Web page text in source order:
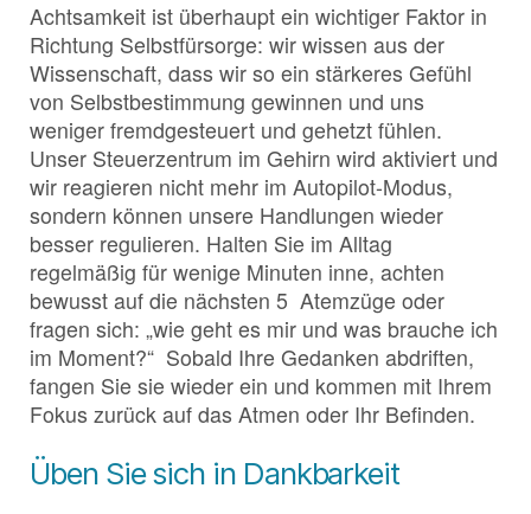
Achtsamkeit ist überhaupt ein wichtiger Faktor in
Richtung Selbstfürsorge: wir wissen aus der
Wissenschaft, dass wir so ein stärkeres Gefühl
von Selbstbestimmung gewinnen und uns
weniger fremdgesteuert und gehetzt fühlen.
Unser Steuerzentrum im Gehirn wird aktiviert und
wir reagieren nicht mehr im Autopilot-Modus,
sondern können unsere Handlungen wieder
besser regulieren. Halten Sie im Alltag
regelmäßig für wenige Minuten inne, achten
bewusst auf die nächsten 5 Atemzüge oder
fragen sich: „wie geht es mir und was brauche ich
im Moment?“ Sobald Ihre Gedanken abdriften,
fangen Sie sie wieder ein und kommen mit Ihrem
Fokus zurück auf das Atmen oder Ihr Befinden.
Üben Sie sich in Dankbarkeit